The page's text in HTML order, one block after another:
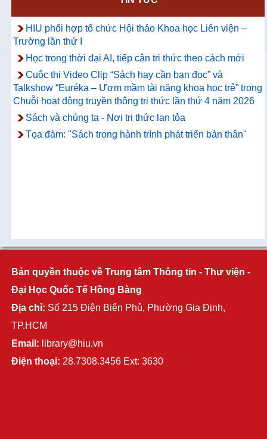
Thông báo về việc hướng dẫn truy cập
và sử dụng CSDL ProQuest Ebook
Central
HIU phối hợp tổ chức Hội thảo Khoa học Liên viện –
Trường lần thứ I
Học trong thời đại AI, tiếp cận tri thức theo cách mới
Cuộc thi Video Clip “Sách hay cần bạn đọc” và
Talkshow “Euréka – Ươm mầm tài năng khoa học trẻ” trong
Chuỗi hoạt động truyền thông tri thức lần thứ 4 năm 2026
Sách và chúng ta - Nơi tri thức lan tỏa
Tọa đàm: "Sách trong hành trình phát triển bản thân"
Bản quyền thuộc về Trung tâm Thông tin - Thư viện -
Đại Học Quốc Tế Hồng Bàng
Địa chỉ: Số 215 Điện Biên Phủ, Phường Gia Định,
TP.HCM
Email: library@hiu.vn
Điện thoại: 28.7308.3456 Ext: 3630